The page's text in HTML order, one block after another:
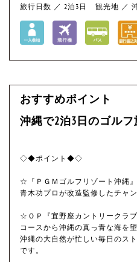
旅行日数 ／ 2泊3日
観光地 ／
おすすめポイント
沖縄で2泊3日のゴルフ
◇◆ポイント◆◇
☆『ＰＧＭゴルフリゾート沖縄
青木功プロが改造監修したチャ
☆ＯＰ『宜野座カントリークラ
コースから沖縄の真っ青な海を
沖縄の大自然が忙しい毎日のス
です。